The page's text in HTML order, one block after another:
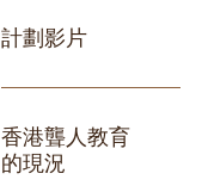
計劃影片
香港聾人教育
的現況